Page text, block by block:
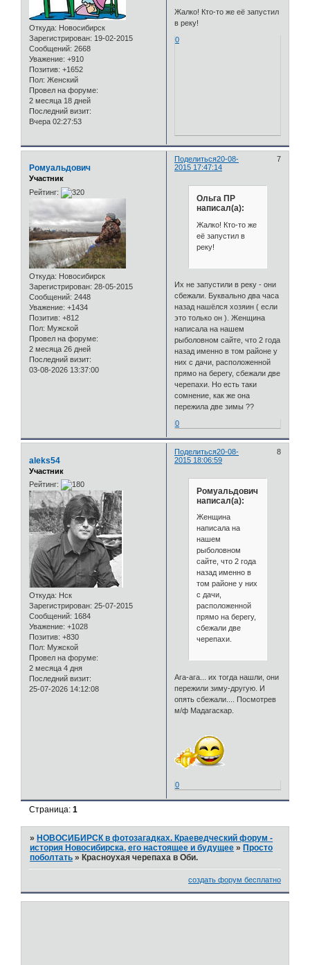
Откуда: Новосибирск
Зарегистрирован: 19-02-2015
Сообщений: 2668
Уважение: +910
Позитив: +1652
Пол: Женский
Провел на форуме:
2 месяца 18 дней
Последний визит:
Вчера 02:27:53
Жалко! Кто-то же её запустил
в реку!
0
Поделиться 7
20-08-
2015 17:47:14
Ромуальдович
Участник
Рейтинг:
Откуда: Новосибирск
Зарегистрирован: 28-05-2015
Сообщений: 2448
Уважение: +1434
Позитив: +812
Пол: Мужской
Провел на форуме:
2 месяца 26 дней
Последний визит:
03-08-2026 13:37:00
Ольга ПР
написал(а):
Жалко! Кто-то же
её запустил в
реку!
Их не запустили в реку - они
сбежали. Буквально два часа
назад нашёлся хозяин ( если
это только он ). Женщина
написала на нашем
рыболовном сайте, что 2 года
назад именно в том районе у
них с дачи, расположенной
прямо на берегу, сбежали две
черепахи. Но есть таки
сомнение, как же она
пережила две зимы ??
0
Поделиться 8
20-08-
2015 18:06:59
aleks54
Участник
Рейтинг:
Откуда: Нск
Зарегистрирован: 25-07-2015
Сообщений: 1684
Уважение: +1028
Позитив: +830
Пол: Мужской
Провел на форуме:
2 месяца 4 дня
Последний визит:
25-07-2026 14:12:08
Ромуальдович
написал(а):
Женщина
написала на
нашем
рыболовном
сайте, что 2 года
назад именно в
том районе у них
с дачи,
расположенной
прямо на берегу,
сбежали две
черепахи.
Ага-ага... их тогда нашли, они
пережили зиму-другую. И
опять сбежали.... Посмотрев
м/ф Мадагаскар.
0
Страница:1
» НОВОСИБИРСК в фотозагадках. Краеведческий форум -
история Новосибирска, его настоящее и будущее » Просто
поболтать » Красноухая черепаха в Оби.
создать форум бесплатно